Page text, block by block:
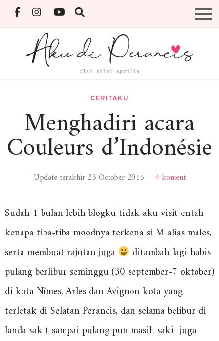
Skip
to
Menu
CERITAKU
Menghadiri acara
Couleurs d’Indonésie
Update terakhir 23 October 2015 4 koment
Sudah 1 bulan lebih blogku tidak aku visit entah
kenapa tiba-tiba moodnya terkena si M alias males,
serta membuat rajutan juga
ditambah lagi habis
pulang berlibur seminggu (30 september-7 oktober)
di kota Nîmes, Arles dan Avignon kota yang
terletak di Selatan Perancis, dan selama belibur di
landa sakit sampai pulang pun masih sakit juga